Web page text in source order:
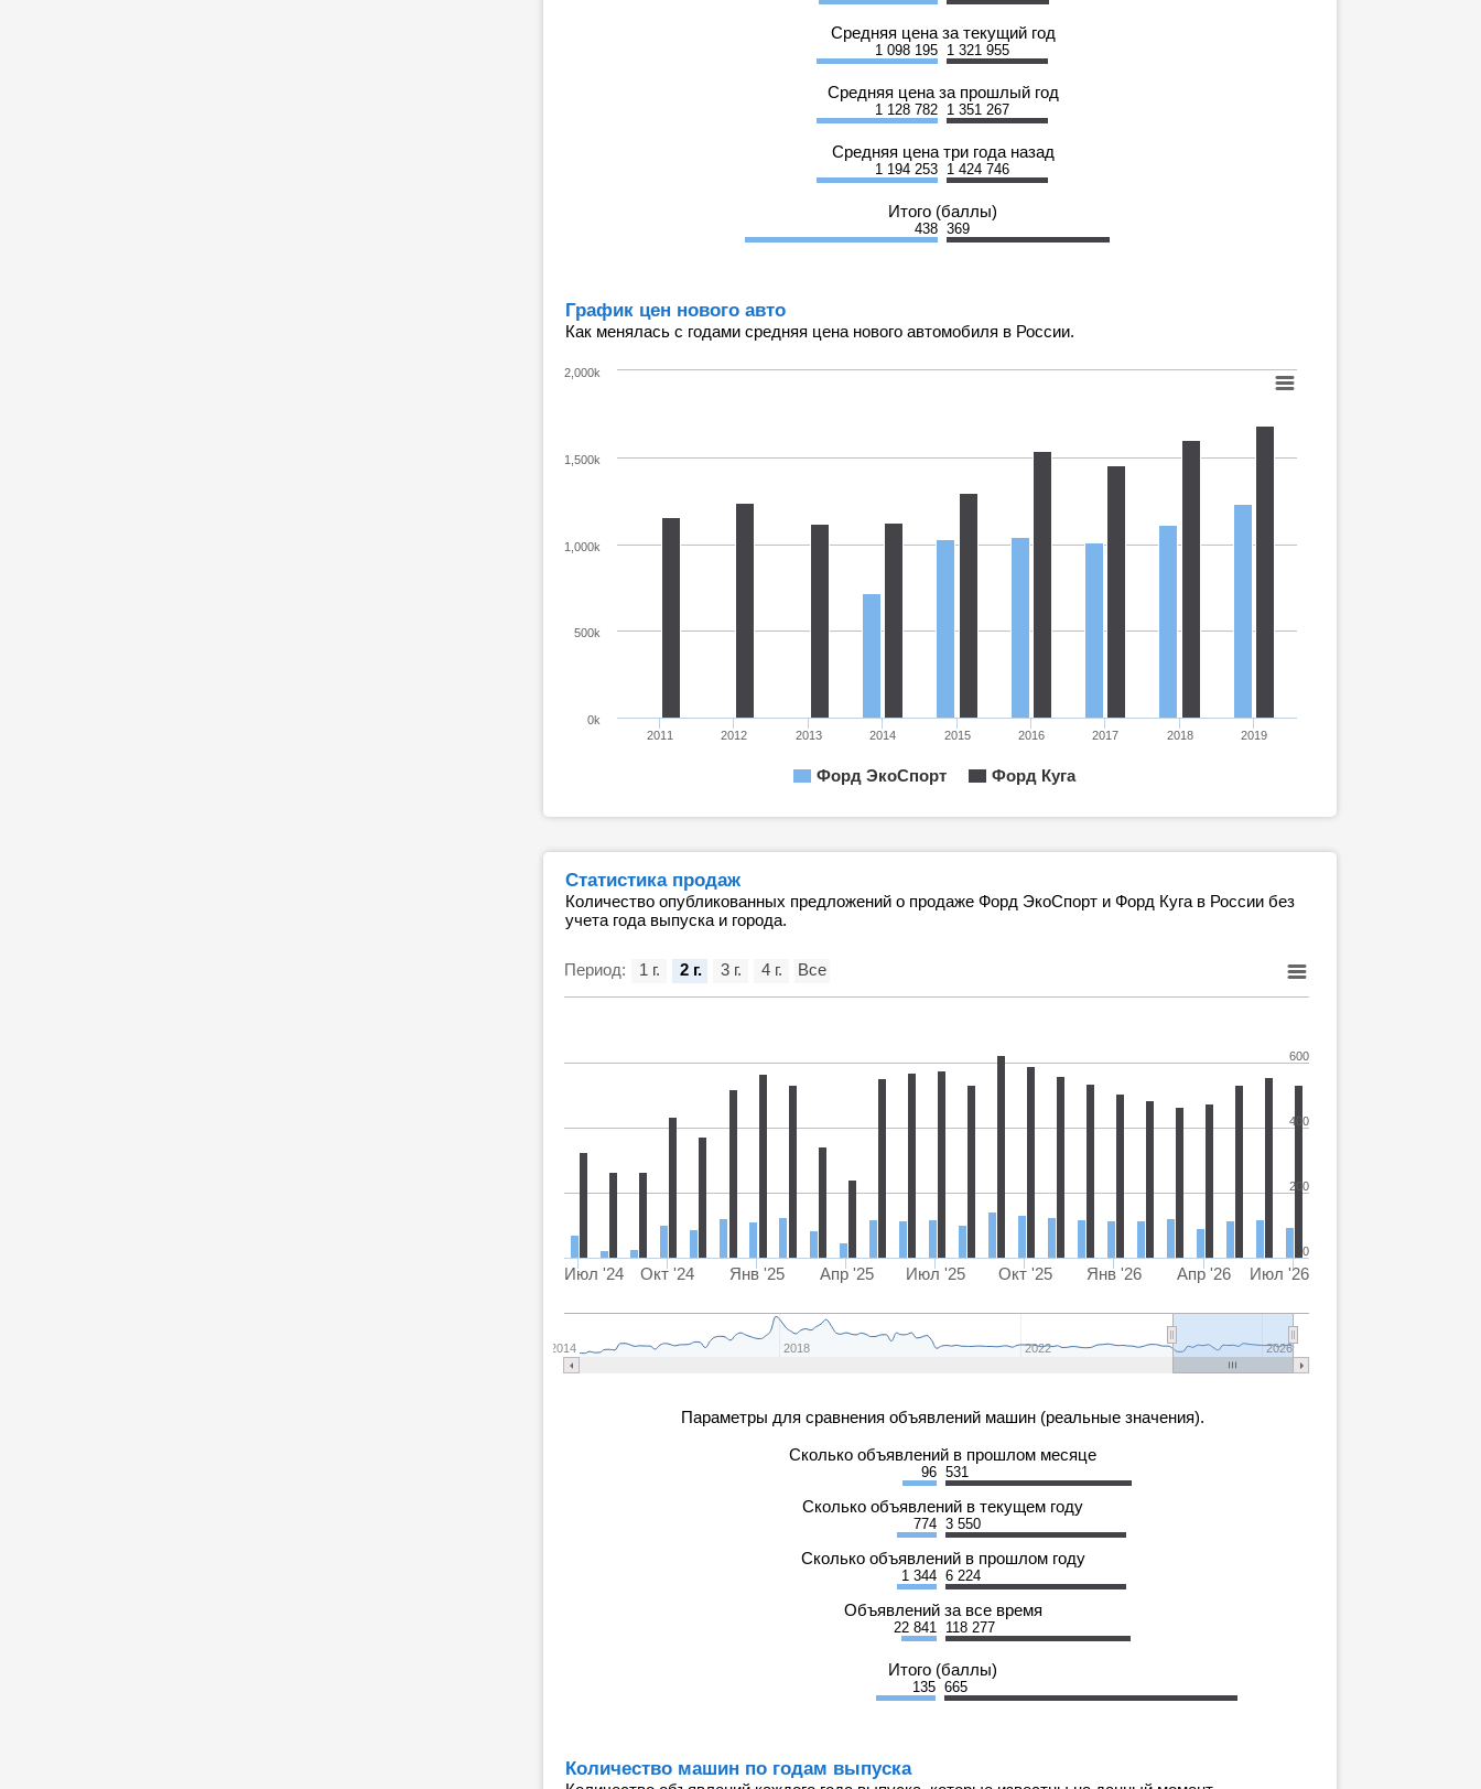
Средняя цена за текущий год
1 098 195 1 321 955
Средняя цена за прошлый год
1 128 782 1 351 267
Средняя цена три года назад
1 194 253 1 424 746
Итого (баллы)
438 369
График цен нового авто
Как менялась с годами средняя цена нового автомобиля в России.
Форд ЭкоСпорт Форд Куга
2011 2012 2013 2014 2015 2016 2017 2018 2019
0k
500k
1,000k
1,500k
2,000k
Статистика продаж
Количество опубликованных предложений о продаже Форд ЭкоСпорт и Форд Куга в России без
учета года выпуска и города.
Период:
Июл '24 Окт '24 Янв '25 Апр '25 Июл '25 Окт '25 Янв '26 Апр '26 Июл '26
2018 2022 2026
2014
0
200
400
600
1 г. 2 г. 3 г. 4 г. Все
Параметры для сравнения объявлений машин (реальные значения).
Сколько объявлений в прошлом месяце
96 531
Сколько объявлений в текущем году
774 3 550
Сколько объявлений в прошлом году
1 344 6 224
Объявлений за все время
22 841 118 277
Итого (баллы)
135 665
Количество машин по годам выпуска